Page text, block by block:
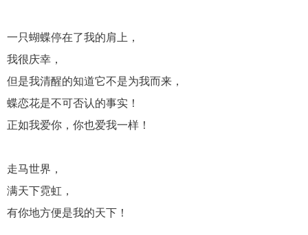
一只蝴蝶停在了我的肩上，
我很庆幸，
但是我清醒的知道它不是为我而来，
蝶恋花是不可否认的事实！
正如我爱你，你也爱我一样！
走马世界，
满天下霓虹，
有你地方便是我的天下！